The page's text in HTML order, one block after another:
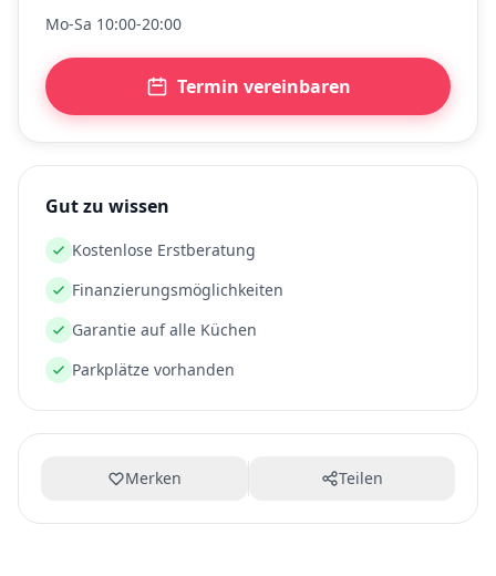
Mo-Sa 10:00-20:00
Termin vereinbaren
Gut zu wissen
Kostenlose Erstberatung
Finanzierungsmöglichkeiten
Garantie auf alle Küchen
Parkplätze vorhanden
Merken Teilen